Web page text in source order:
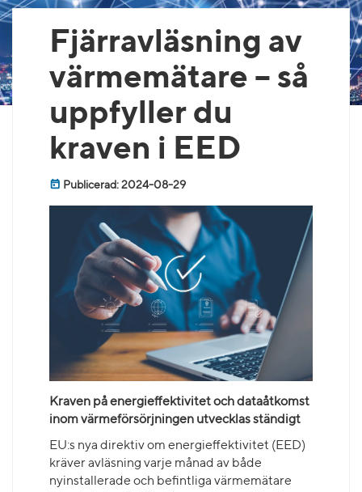
Fjärravläsning av
värmemätare – så
uppfyller du
kraven i EED
Publicerad: 2024-08-29
Kraven på energieffektivitet och dataåtkomst
inom värmeförsörjningen utvecklas ständigt
EU:s nya direktiv om energieffektivitet (EED)
kräver avläsning varje månad av både
nyinstallerade och befintliga värmemätare